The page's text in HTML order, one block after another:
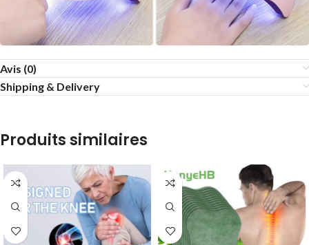
Avis (0)
Shipping & Delivery
Produits similaires